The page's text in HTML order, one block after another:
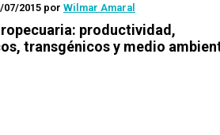
2015 por Wilmar Amaral
: productividad,
transgénicos y medio